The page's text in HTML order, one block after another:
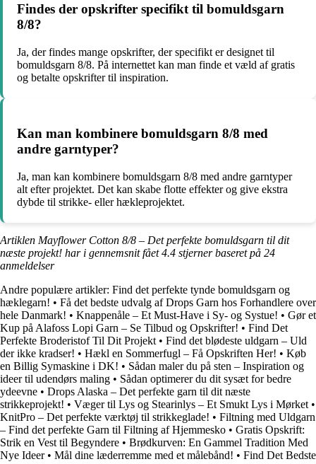
Findes der opskrifter specifikt til bomuldsgarn
8/8?
Ja, der findes mange opskrifter, der specifikt er designet til
bomuldsgarn 8/8. På internettet kan man finde et væld af gratis
og betalte opskrifter til inspiration.
Kan man kombinere bomuldsgarn 8/8 med
andre garntyper?
Ja, man kan kombinere bomuldsgarn 8/8 med andre garntyper
alt efter projektet. Det kan skabe flotte effekter og give ekstra
dybde til strikke- eller hækleprojektet.
Artiklen Mayflower Cotton 8/8 – Det perfekte bomuldsgarn til dit
næste projekt! har i gennemsnit fået4.4 stjerner baseret på 24
anmeldelser
Andre populære artikler: Find det perfekte tynde bomuldsgarn og
hæklegarn! • Få det bedste udvalg af Drops Garn hos Forhandlere over
hele Danmark! • Knappenåle – Et Must-Have i Sy- og Systue! • Gør et
Kup på Alafoss Lopi Garn – Se Tilbud og Opskrifter! • Find Det
Perfekte Broderistof Til Dit Projekt • Find det blødeste uldgarn – Uld
der ikke kradser! • Hækl en Sommerfugl – Få Opskriften Her! • Køb
en Billig Symaskine i DK! • Sådan maler du på sten – Inspiration og
ideer til udendørs maling • Sådan optimerer du dit sysæt for bedre
ydeevne • Drops Alaska – Det perfekte garn til dit næste
strikkeprojekt! • Væger til Lys og Stearinlys – Et Smukt Lys i Mørket •
KnitPro – Det perfekte værktøj til strikkeglade! • Filtning med Uldgarn
– Find det perfekte Garn til Filtning af Hjemmesko • Gratis Opskrift:
Strik en Vest til Begyndere • Brødkurven: En Gammel Tradition Med
Nye Ideer• Mål dine læderremme med et målebånd! • Find Det Bedste